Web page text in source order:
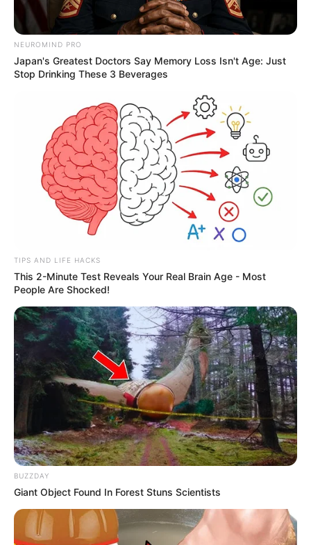
NEUROMIND PRO
Japan's Greatest Doctors Say Memory Loss Isn't Age: Just
Stop Drinking These 3 Beverages
TIPS AND LIFE HACKS
This 2-Minute Test Reveals Your Real Brain Age - Most
People Are Shocked!
BUZZDAY
Giant Object Found In Forest Stuns Scientists